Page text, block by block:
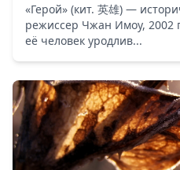
«Герой» (кит. 英雄) —
режиссер Чжан Имоу, 2002
её человек уродлив...